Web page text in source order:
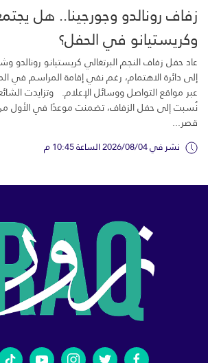
زفاف رونالدو وجورجينا.. هل
وكريستيانو في الحفل؟
عاد حفل زفاف النجم البرتغالي كريستيانو رونالدو
إلى دائرة الاهتمام، رغم نفي إقامة المراسم في
عبر مواقع التواصل ووسائل الإعلام. وتزايدت
نُسبت إلى حفل الزفاف، تضمنت موعدًا في
قصر...
نشر في 2026/08/04 الساعة 10:45 م